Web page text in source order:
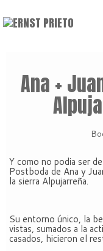
Ana +
Y como no podia ser
Postboda de Ana y
la sierra Alpujarreña.
Su entorno único, la
vistas, sumados a la
casados, hicieron el